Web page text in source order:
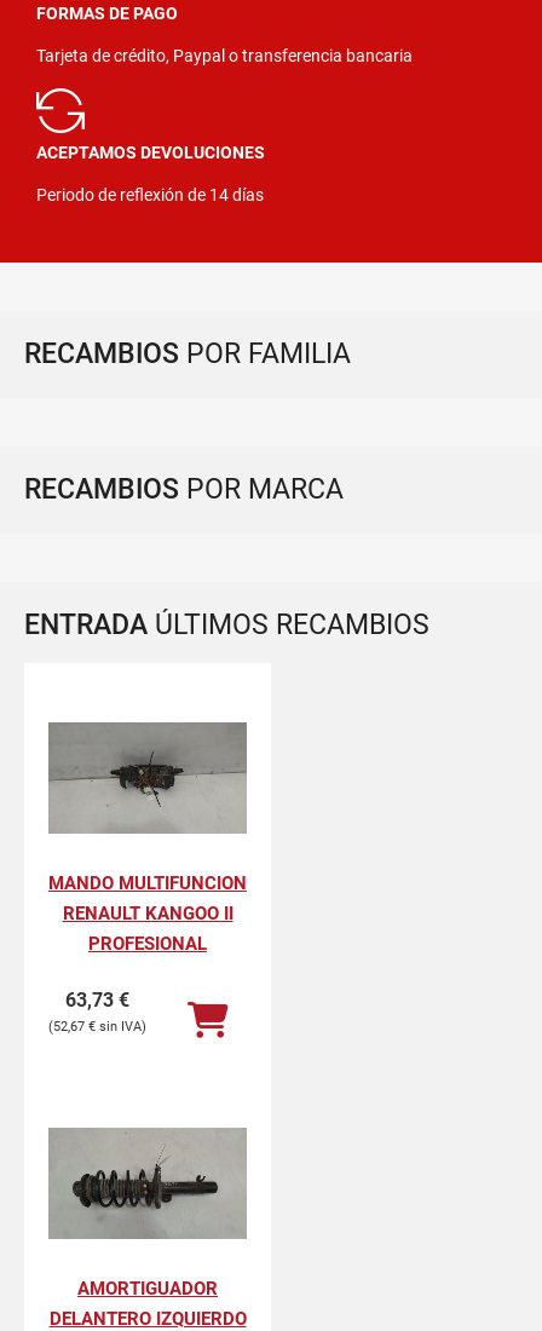
FORMAS DE PAGO
Tarjeta de crédito, Paypal o transferencia bancaria
ACEPTAMOS DEVOLUCIONES
Periodo de reflexión de 14 días
RECAMBIOS POR FAMILIA
RECAMBIOS POR MARCA
ENTRADA ÚLTIMOS RECAMBIOS
MANDO MULTIFUNCION
RENAULT KANGOO II
PROFESIONAL
63,73 €
52,67 €
AMORTIGUADOR
DELANTERO IZQUIERDO